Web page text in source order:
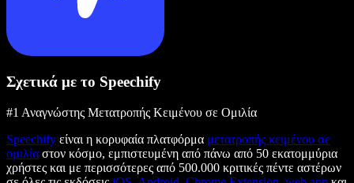
Σχετικά με το Speechify
#1 Αναγνώστης Μετατροπής Κειμένου σε Ομιλία
Speechify είναι η κορυφαία πλατφόρμα μετατροπής κειμένου σε
ομιλία στον κόσμο, εμπιστευμένη από πάνω από 50 εκατομμύρια
χρήστες και με περισσότερες από 500.000 κριτικές πέντε αστέρων